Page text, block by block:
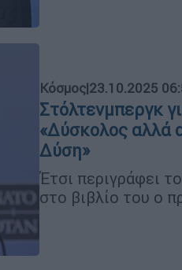
Κόσμος|23.10.2025
Στόλτενμπεργκ
«Δύσκολος αλλά
Δύση»
Έτσι περιγράφει
στο βιβλίο του ο